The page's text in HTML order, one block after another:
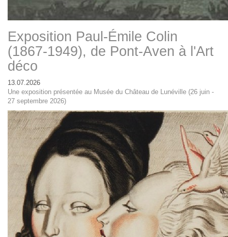
Exposition Paul-Émile Colin
(1867-1949), de Pont-Aven à l'Art
déco
13.07.2026
Une exposition présentée au Musée du Château de Lunéville (26 juin -
27 septembre 2026)